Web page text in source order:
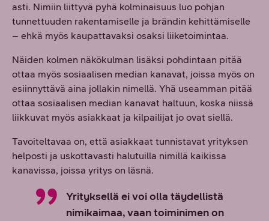
asti. Nimiin liittyvä pyhä kolminaisuus luo pohjan
tunnettuuden rakentamiselle ja brändin kehittämiselle
– ehkä myös kaupattavaksi osaksi liiketoimintaa.
Näiden kolmen näkökulman lisäksi pohdintaan pitää
ottaa myös sosiaalisen median kanavat, joissa myös on
esiinnyttävä aina jollakin nimellä. Yhä useamman pitää
ottaa sosiaalisen median kanavat haltuun, koska niissä
liikkuvat myös asiakkaat ja kilpailijat jo ovat siellä.
Tavoiteltavaa on, että asiakkaat tunnistavat yrityksen
helposti ja uskottavasti halutuilla nimillä kaikissa
kanavissa, joissa yritys on läsnä.
Yrityksellä ei voi olla täydellistä
nimikaimaa, vaan toiminimen on